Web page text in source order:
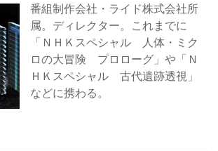
番組制作会社・ライド株式会社所
属。ディレクター。これまでに
「ＮＨＫスペシャル 人体・ミク
ロの大冒険 プロローグ」や「Ｎ
ＨＫスペシャル 古代遺跡透視」
などに携わる。